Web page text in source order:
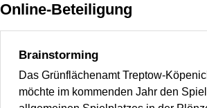
Online-Beteiligung
Brainstorming
Das Grünflächenamt Treptow-
möchte im kommenden Jahr den